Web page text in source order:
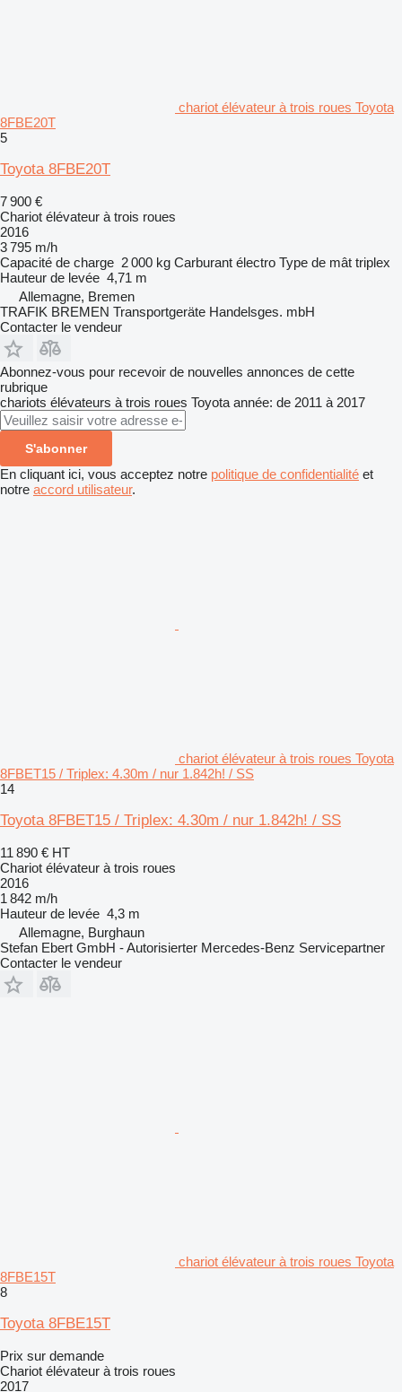
chariot élévateur à trois roues Toyota
8FBE20T
5
Toyota 8FBE20T
7 900 €
Chariot élévateur à trois roues
2016
3 795 m/h
Capacité de charge 2 000 kg Carburant électro Type de mât triplex
Hauteur de levée 4,71 m
Allemagne, Bremen
TRAFIK BREMEN Transportgeräte Handelsges. mbH
Contacter le vendeur
Abonnez-vous pour recevoir de nouvelles annonces de cette
rubrique
chariots élévateurs à trois roues Toyota année: de 2011 à 2017
S'abonner
En cliquant ici, vous acceptez notre politique de confidentialité et
notre accord utilisateur.
chariot élévateur à trois roues Toyota
8FBET15 / Triplex: 4.30m / nur 1.842h! / SS
14
Toyota 8FBET15 / Triplex: 4.30m / nur 1.842h! / SS
11 890 € HT
Chariot élévateur à trois roues
2016
1 842 m/h
Hauteur de levée 4,3 m
Allemagne, Burghaun
Stefan Ebert GmbH - Autorisierter Mercedes-Benz Servicepartner
Contacter le vendeur
chariot élévateur à trois roues Toyota
8FBE15T
8
Toyota 8FBE15T
Prix sur demande
Chariot élévateur à trois roues
2017